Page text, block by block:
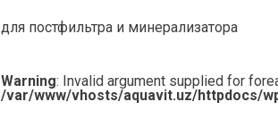
для постфильтра и минерализатора
Warning: Invalid argument supplied for
/var/www/vhosts/aquavit.uz/httpdocs/